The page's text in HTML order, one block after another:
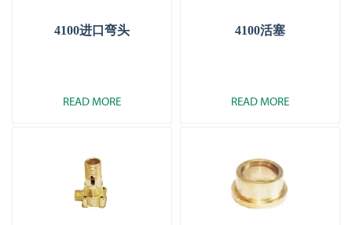
4100进口弯头
READ MORE
4100活塞
READ MORE